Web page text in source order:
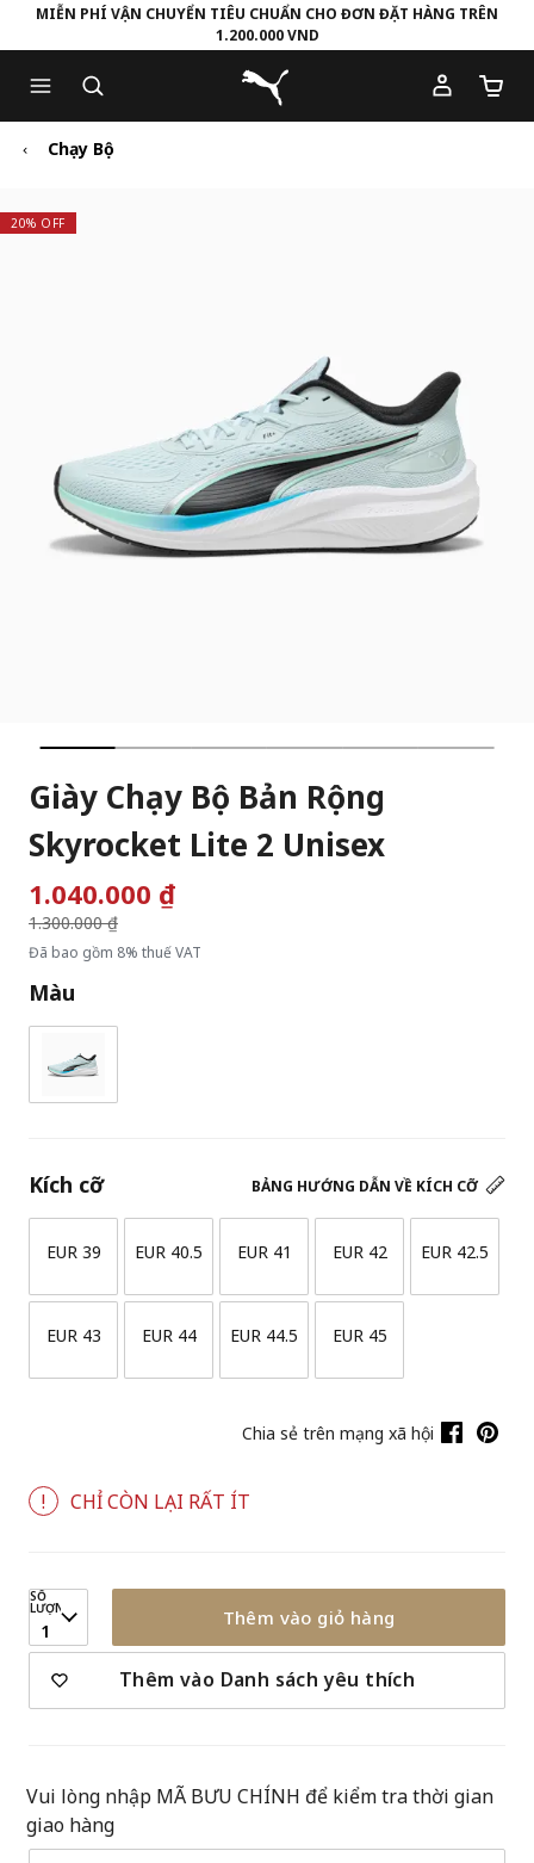
to
Main
content
to
Footer
Content
MIỄN PHÍ VẬN CHUYỂN TIÊU CHUẨN CHO ĐƠN ĐẶT HÀNG TRÊN
1.200.000 VND
Puma Trang chủ
Số
Chạy Bộ
20% OFF
Giày Chạy Bộ Bản Rộng
Skyrocket Lite 2 Unisex
1.040.000 ₫Giá giảm từ
1.300.000 ₫
đến
Đã bao gồm 8% thuế VAT
Màu
BẢNG HƯỚNG DẪN VỀ KÍCH CỠ
Kích cỡ
EUR 39 EUR 40.5 EUR 41 EUR 42 EUR 42.5
EUR 43 EUR 44 EUR 44.5 EUR 45
Chia sẻ trên mạng xã hội
CHỈ CÒN LẠI RẤT ÍT
SỐ
LƯỢNG
1
Thêm vào giỏ hàng
Thêm vào Danh sách yêu thích
Vui lòng nhập MÃ BƯU CHÍNH để kiểm tra thời gian
giao hàng